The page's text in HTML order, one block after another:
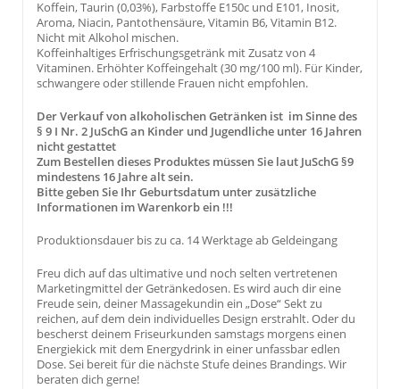
Koffein, Taurin (0,03%), Farbstoffe E150c und E101, Inosit,
Aroma, Niacin, Pantothensäure, Vitamin B6, Vitamin B12.
Nicht mit Alkohol mischen.
Koffeinhaltiges Erfrischungsgetränk mit Zusatz von 4
Vitaminen. Erhöhter Koffeingehalt (30 mg/100 ml). Für Kinder,
schwangere oder stillende Frauen nicht empfohlen.
Der Verkauf von alkoholischen Getränken ist im Sinne des
§ 9 I Nr. 2 JuSchG an Kinder und Jugendliche unter 16 Jahren
nicht gestattet
Zum Bestellen dieses Produktes müssen Sie laut JuSchG §9
mindestens 16 Jahre alt sein.
Bitte geben Sie Ihr Geburtsdatum unter zusätzliche
Informationen im Warenkorb ein !!!
Produktionsdauer bis zu ca. 14 Werktage ab Geldeingang
Freu dich auf das ultimative und noch selten vertretenen
Marketingmittel der Getränkedosen. Es wird auch dir eine
Freude sein, deiner Massagekundin ein „Dose“ Sekt zu
reichen, auf dem dein individuelles Design erstrahlt. Oder du
bescherst deinem Friseurkunden samstags morgens einen
Energiekick mit dem Energydrink in einer unfassbar edlen
Dose. Sei bereit für die nächste Stufe deines Brandings. Wir
beraten dich gerne!